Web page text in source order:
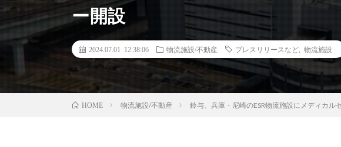
ー開設
2024.07.01 12:38:06 物流施設/不動産 プレスリリースなど 物流施設
HOME 物流施設/不動産 鈴与、兵庫・尼崎のESR物流施設にメディカル